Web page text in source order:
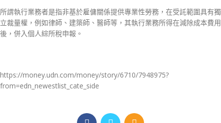
所謂執行業務者是指非基於雇傭關係提供專業性勞務，在受託範圍具有獨
立裁量權，例如律師、建築師、醫師等，其執行業務所得在減除成本費用
後，併入個人綜所稅申報。
https://money.udn.com/money/story/6710/7948975?
from=edn_newestlist_cate_side